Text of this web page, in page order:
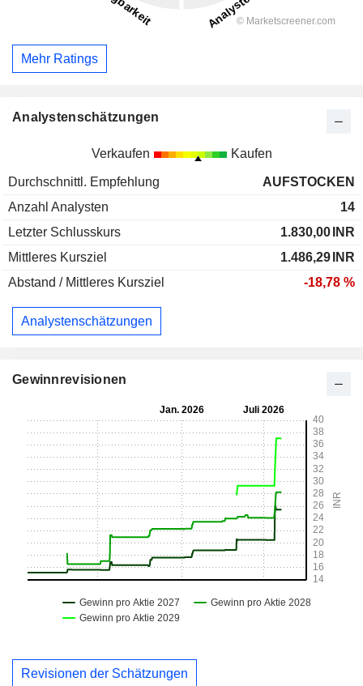
Mehr Ratings
Analystenschätzungen
Verkaufen Kaufen
Durchschnittl. Empfehlung
AUFSTOCKEN
Anzahl Analysten
14
Letzter Schlusskurs
1.830,00 INR
Mittleres Kursziel
1.486,29 INR
Abstand / Mittleres Kursziel
-18,78 %
Analystenschätzungen
Gewinnrevisionen
Revisionen der Schätzungen